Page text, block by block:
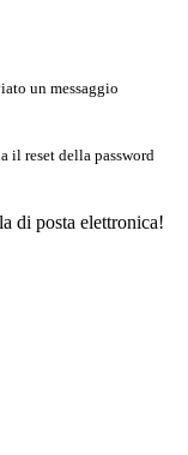
un messaggio
il reset della password
di posta elettronica!